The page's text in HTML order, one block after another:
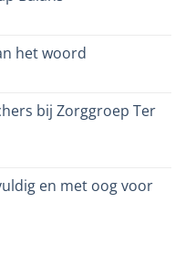
het woord
bij Zorggroep Ter
en met oog voor